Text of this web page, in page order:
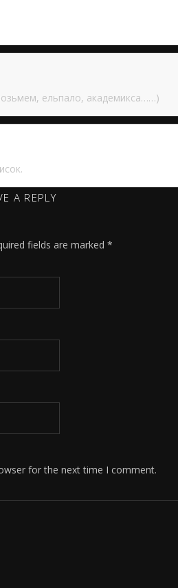
ельпало, академикса……)
A REPLY
fields are marked *
for the next time I comment.